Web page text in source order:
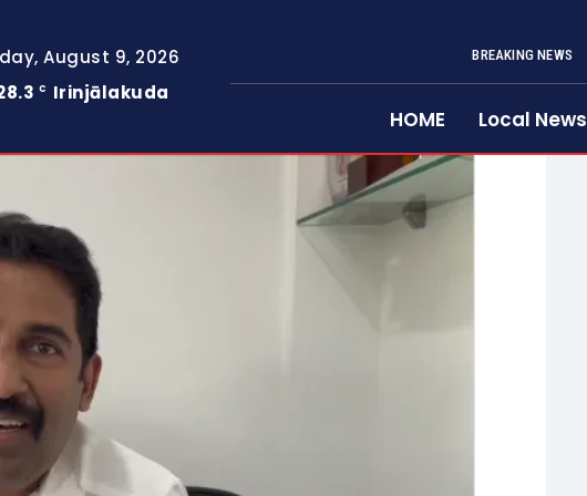
August 9, 2026
C Irinjālakuda
BREAKING NEWS
HOME Local News